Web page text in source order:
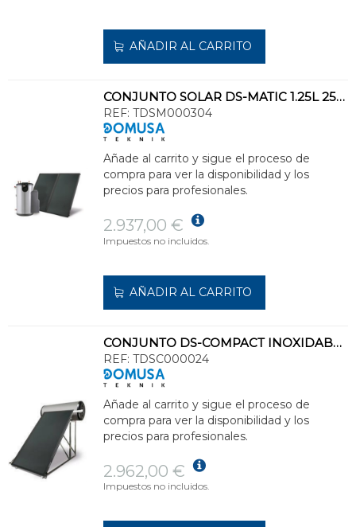
AÑADIR AL CARRITO
CONJUNTO SOLAR DS-MATIC 1.25L 250l 10m CLASE ENERGÉTICA C
REF: TDSM000304
Añade al carrito y sigue el proceso de
compra para ver la disponibilidad y los
precios para profesionales.
2.937,00 €
Impuestos no incluidos.
AÑADIR AL CARRITO
CONJUNTO DS-COMPACT INOXIDABLE 2300 NT SOLAR CLASE ENERGÉTICA C
REF: TDSC000024
Añade al carrito y sigue el proceso de
compra para ver la disponibilidad y los
precios para profesionales.
2.962,00 €
Impuestos no incluidos.